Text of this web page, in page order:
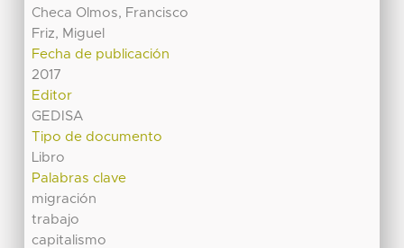
Checa Olmos, Francisco
Friz, Miguel
Fecha de publicación
2017
Editor
GEDISA
Tipo de documento
Libro
Palabras clave
migración
trabajo
capitalismo